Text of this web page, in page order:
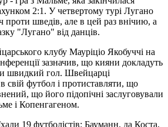
2:1. У четвертому турі Лугано
проти шведів, але в цей раз внічию, а
"Лугано" від данців.
клубу Мауріціо Якобуччі на
зазначив, що кияни докладуть
швидкий гол. Швейцарці
свій футбол і протиставляти, що
що його підопічні заслуговували
і Копенгагеном.
19 футболістів: Бауманн, да Коста,